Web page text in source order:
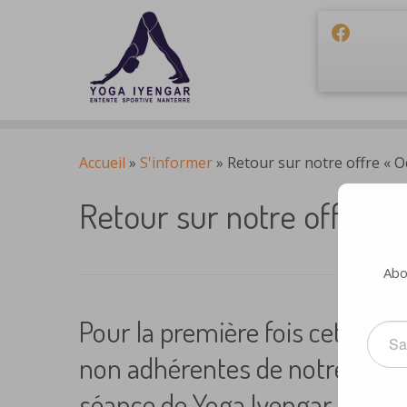
Accueil » S'informer» Retour sur notre offre «
Retour sur notre offre «
Pour la première fois cette
non adhérentes de notre
votre